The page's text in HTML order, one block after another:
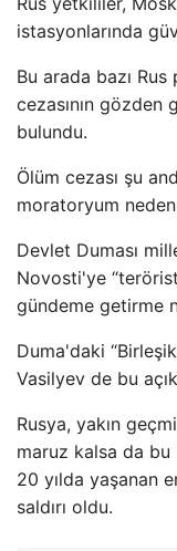
istasyonlarında
Bu arada bazı
cezasının gözden
bulundu.
Ölüm cezası şu
moratoryum
Devlet Duması
Novosti'ye
gündeme getirme
Duma'daki
Vasilyev de bu
Rusya, yakın
maruz kalsa da bu
20 yılda yaşanan
saldırı oldu.